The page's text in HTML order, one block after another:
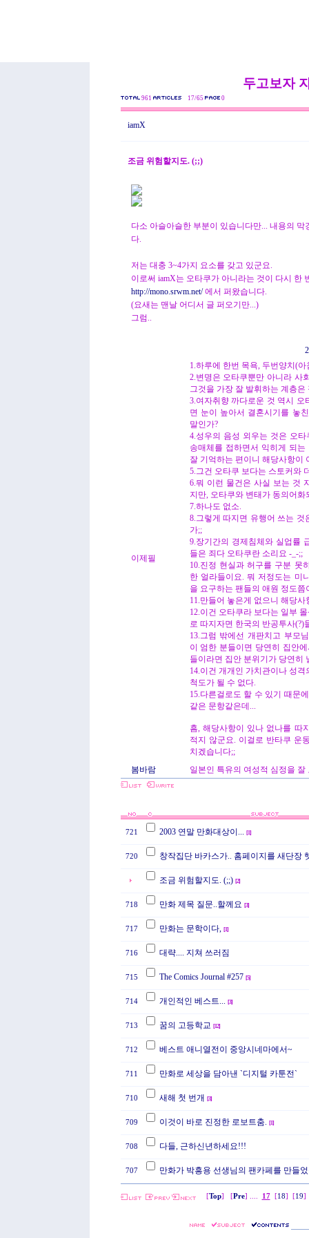
두고보자
961 17/65 0
iamX
조금 위험할지도. (;;)
다소 아슬아슬한 부분이 있습니다만... 내용의
다.
저는 대충 3~4가지 요소를 갖고 있군요.
이로써 iamX는 오타쿠가 아니라는 것이 다시 한
http://mono.srwm.net/에서 퍼왔습니다.
(요새는 맨날 어디서 글 퍼오기만...)
그럼..
이제필
1.하루에 한번 목욕, 두번양치(
2.변명은 오타쿠뿐만 아니라 사
그것을 가장 잘 발휘하는 계층은
3.여자취향 까다로운 것 역시 오
면 눈이 높아서 결혼시기를 놓
말인가?
4.성우의 음성 외우는 것은 오
송매체를 접하면서 익히게 되
잘 기억하는 편이니 해당사항이
5.그건 오타쿠 보다는 스토커와
6.뭐 이런 물건은 사실 보는 것
지만, 오타쿠와 변태가 동의어화
7.하나도 없소.
8.그렇게 따지면 유행어 쓰는
가;;
9.장기간의 경제침체와 실업률
들은 죄다 오타쿠란 소리요 -_-;;
10.진정 현실과 허구를 구분 못
한 얼라들이요. 뭐 저정도는 미
을 요구하는 팬들의 애원 정도
11.만들어 놓은게 없으니 해당사
12.이건 오타쿠라 보다는 일부
로 따지자면 한국의 반공투사(?)
13.그럼 밖에선 개판치고 부모
이 엄한 분들이면 당연히 집안
들이라면 집안 분위기가 당연히
14.이건 개개인 가치관이나 성
척도가 될 수 없다.
15.다른걸로도 할 수 있기 때문
같은 문항같은데...
흠, 해당사항이 있나 없나를 따
적지 않군요. 이걸로 반타쿠 운
치겠습니다;;
봄바람
일본인 특유의 여성적 심정을 잘
721 2003 연말 만화대상이... [1]
720 창작집단 바카스가.. 홈페이지를 새단장
조금 위험할지도. (;;) [2]
718 만화 제목 질문..할께요 [3]
717 만화는 문학이다, [1]
716 대략.... 지쳐 쓰러짐
715 The Comics Journal #257 [5]
714 개인적인 베스트... [3]
713 꿈의 고등학교 [12]
712 베스트 애니열전이 중앙시네마에서~
711 만화로 세상을 담아낸 `디지털 카툰전`
710 새해 첫 번개 [3]
709 이것이 바로 진정한 로보트춤. [1]
708 다들, 근하신년하세요!!!
707 만화가 박흥용 선생님의 팬카페를 만들
[Top] [Pre] .... 17 [18] [19]